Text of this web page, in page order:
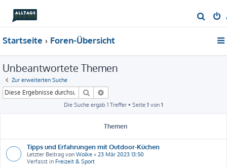
u
Startseite Foren-Übersicht
Unbeantwortete Themen
Zur erweiterten Suche
Suche
Die Suche ergab 1 Treffer • Seite 1 von 1
Themen
Tipps und Erfahrungen mit Outdoor-Küchen
Letzter Beitrag von Wolke « 23 Mär 2023 13:50
Verfasst in Freizeit & Sport